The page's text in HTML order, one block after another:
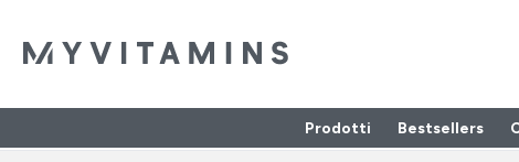
Prodotti Enter Prodotti
Bestsellers